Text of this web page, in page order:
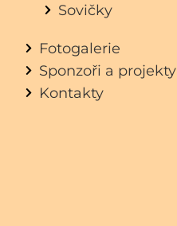
Sovičky
Fotogalerie
Sponzoři a projekty
Kontakty